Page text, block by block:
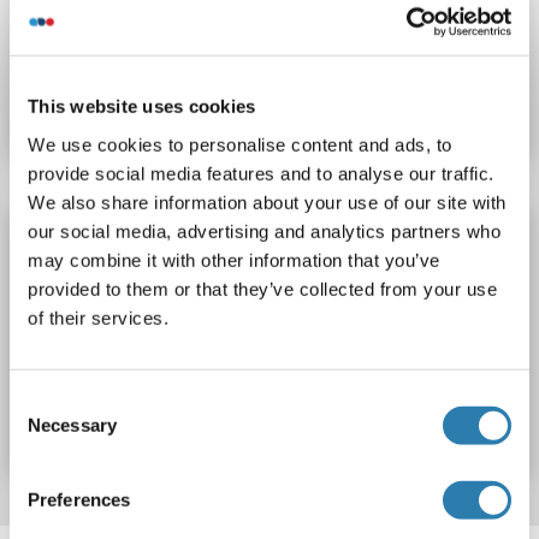
This website uses cookies
We use cookies to personalise content and ads, to
provide social media features and to analyse our traffic.
We also share information about your use of our site with
our social media, advertising and analytics partners who
may combine it with other information that you’ve
provided to them or that they’ve collected from your use
of their services.
Selection
Necessary
Preferences
N° du produit ABIN6951590
Fiche technique
CD79b Kit IQ-ELISA
CD79B Reactivité: Humain qPCR
Sandwich ELISA
Cell Culture Supernatant, Plasma, Serum
N° du produit ABIN6385908
Fiche technique